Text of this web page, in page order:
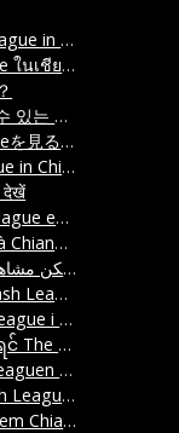
Mai?
ม่อยู่ที่ไหน
인가요
wa doko desu ka)
schauen
देखें
Mai
Mai
أين يمكن
Mai
Mai
ည့်ရနိုင်လို့လဲဖြစ်စေ၊
Maissa
Mai
Mai